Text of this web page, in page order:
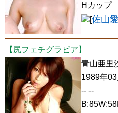
Hカップ
[佐山愛
【尻フェチグラビア】
青山亜里
1989年
-- --